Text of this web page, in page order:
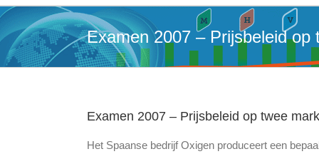
Examen 2007 – Prijsbeleid op
Examen 2007 – Prijsbeleid op twee
Het Spaanse bedrijf Oxigen produceert een